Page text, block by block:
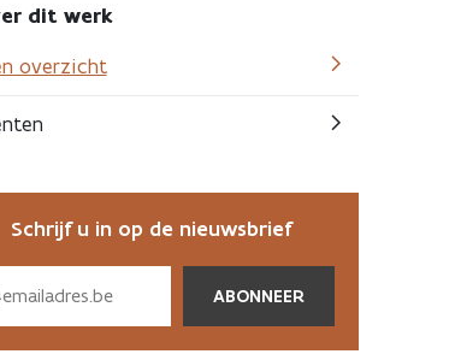
dit werk
overzicht
Schrijf u in op de nieuwsbrief